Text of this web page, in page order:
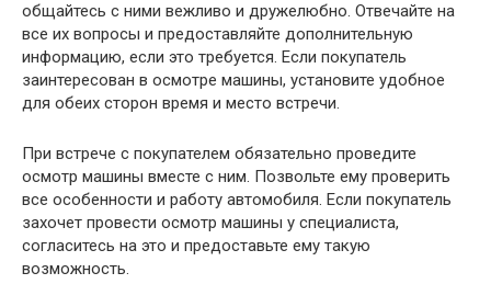
общайтесь с ними вежливо и дружелюбно. Отвечайте на
все их вопросы и предоставляйте дополнительную
информацию, если это требуется. Если покупатель
заинтересован в осмотре машины, установите удобное
для обеих сторон время и место встречи.
При встрече с покупателем обязательно проведите
осмотр машины вместе с ним. Позвольте ему проверить
все особенности и работу автомобиля. Если покупатель
захочет провести осмотр машины у специалиста,
согласитесь на это и предоставьте ему такую
возможность.